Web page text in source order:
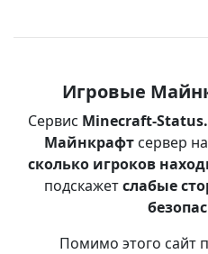
Игровые
Сервис Minecraft-
Майнкрафтсервер
сколько игроков
подскажетслабые
Помимо этого сайт